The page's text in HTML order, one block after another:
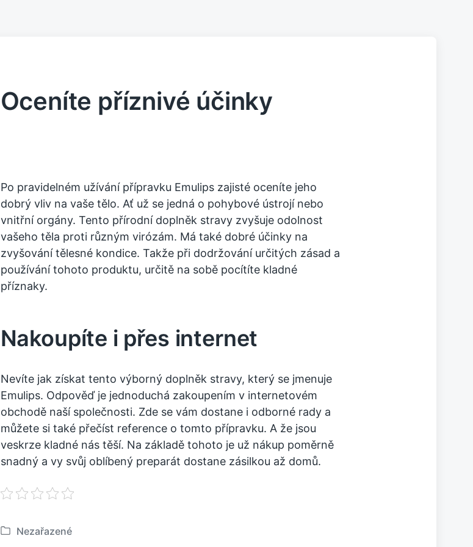
Oceníte příznivé účinky
Po pravidelném užívání přípravku Emulipszajisté oceníte jeho
dobrý vliv na vaše tělo. Ať už se jedná o pohybové ústrojí nebo
vnitřní orgány. Tento přírodní doplněk stravy zvyšuje odolnost
vašeho těla proti různým virózám. Má také dobré účinky na
zvyšování tělesné kondice. Takže při dodržování určitých zásad a
používání tohoto produktu, určitě na sobě pocítíte kladné
příznaky.
Nakoupíte i přes internet
Nevíte jak získat tento výborný doplněk stravy, který se jmenuje
Emulips. Odpověď je jednoduchá zakoupením v internetovém
obchodě naší společnosti. Zde se vám dostane i odborné rady a
můžete si také přečíst reference o tomto přípravku. A že jsou
veskrze kladné nás těší. Na základě tohoto je už nákup poměrně
snadný a vy svůj oblíbený preparát dostane zásilkou až domů.
P
Nezařazené